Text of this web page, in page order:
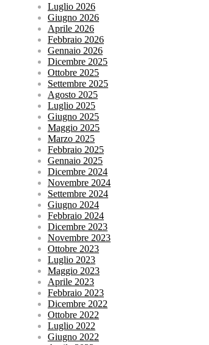
Luglio 2026
Giugno 2026
Aprile 2026
Febbraio 2026
Gennaio 2026
Dicembre 2025
Ottobre 2025
Settembre 2025
Agosto 2025
Luglio 2025
Giugno 2025
Maggio 2025
Marzo 2025
Febbraio 2025
Gennaio 2025
Dicembre 2024
Novembre 2024
Settembre 2024
Giugno 2024
Febbraio 2024
Dicembre 2023
Novembre 2023
Ottobre 2023
Luglio 2023
Maggio 2023
Aprile 2023
Febbraio 2023
Dicembre 2022
Ottobre 2022
Luglio 2022
Giugno 2022